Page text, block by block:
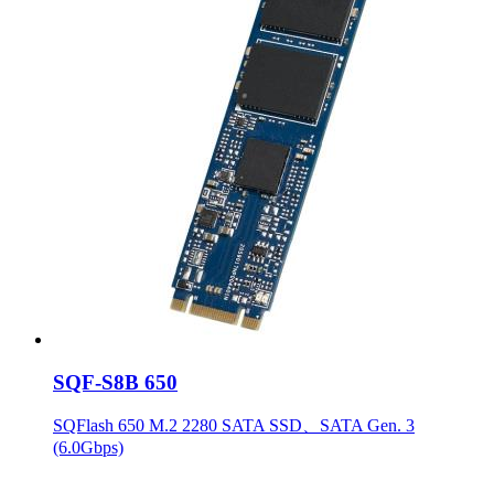
SQF-S8B 650
SQFlash 650 M.2 2280 SATA SSD、SATA Gen. 3
(6.0Gbps)